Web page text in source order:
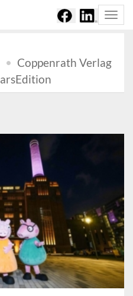
Coppenrath Verlag
arsEdition